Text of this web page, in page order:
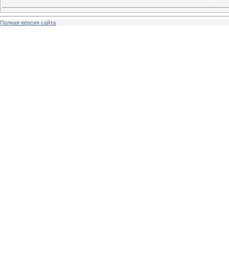
Полная версия сайта